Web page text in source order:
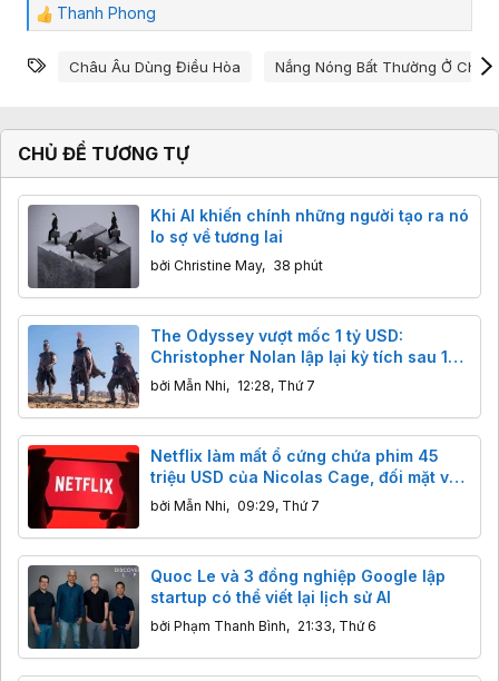
C
m
c
:
Thanh Phong
Từ khóa
Châu Âu Dùng Điều Hòa Nắng Nóng Bất Thường Ở Châu
CHỦ ĐỀ TƯƠNG TỰ
Khi AI khiến chính những người tạo ra nó
lo sợ về tương lai
bởi Christine May, 38 phút
The Odyssey vượt mốc 1 tỷ USD:
Christopher Nolan lập lại kỳ tích sau 14
năm
bởi Mẫn Nhi, 12:28, Thứ 7
Netflix làm mất ổ cứng chứa phim 45
triệu USD của Nicolas Cage, đối mặt vụ
kiện 105 triệu USD
bởi Mẫn Nhi, 09:29, Thứ 7
Quoc Le và 3 đồng nghiệp Google lập
startup có thể viết lại lịch sử AI
bởi Phạm Thanh Bình, 21:33, Thứ 6